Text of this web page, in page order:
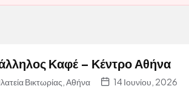
Καφέ – Κέντρο Αθήνα
Βικτωρίας, Αθήνα 14 Ιουνίου, 2026